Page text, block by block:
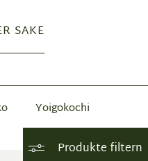
SAKE
Yoigokochi
Produkte filtern